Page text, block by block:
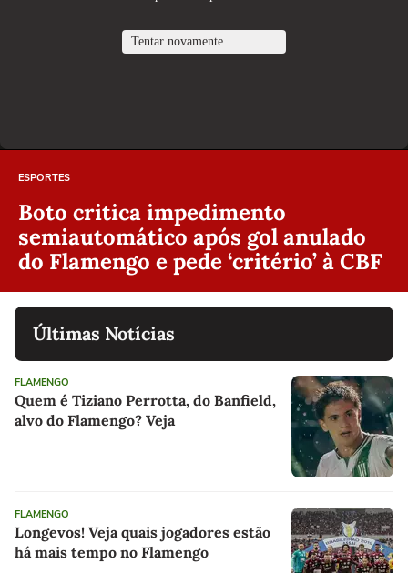
ESPORTES
Boto critica impedimento
semiautomático após gol anulado
do Flamengo e pede ‘critério’ à CBF
Últimas Notícias
FLAMENGO
Quem é Tiziano Perrotta, do Banfield,
alvo do Flamengo? Veja
FLAMENGO
Longevos! Veja quais jogadores estão
há mais tempo no Flamengo